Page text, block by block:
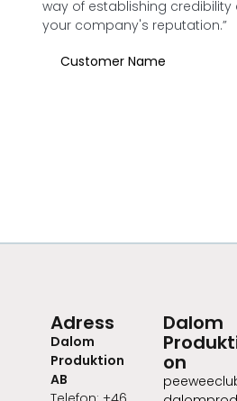
way of establishing
your company's reputation.”
Customer Name
Adress
Dalom
Produktion
AB
Dalom
on